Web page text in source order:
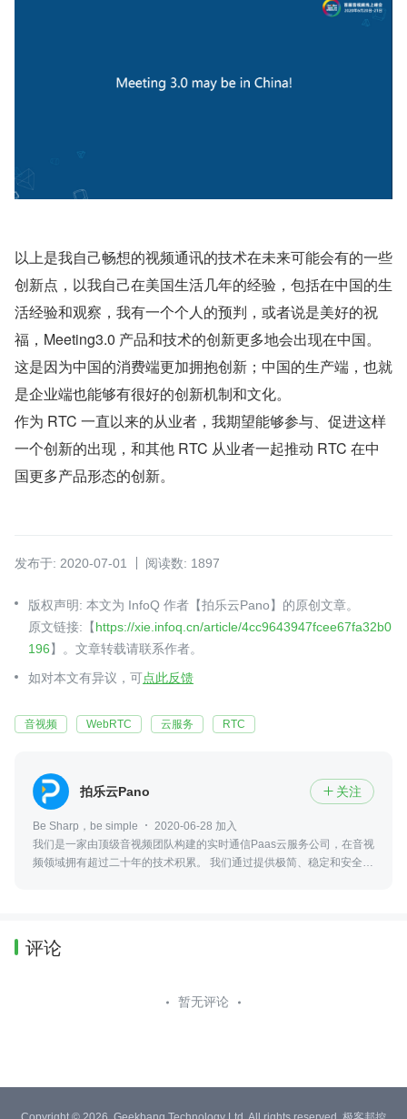
以上是我自己畅想的视频通讯的技术在未来可能会有的一些
创新点，以我自己在美国生活几年的经验，包括在中国的生
活经验和观察，我有一个个人的预判，或者说是美好的祝
福，Meeting3.0 产品和技术的创新更多地会出现在中国。
这是因为中国的消费端更加拥抱创新；中国的生产端，也就
是企业端也能够有很好的创新机制和文化。
作为 RTC 一直以来的从业者，我期望能够参与、促进这样
一个创新的出现，和其他 RTC 从业者一起推动 RTC 在中
国更多产品形态的创新。
发布于: 2020-07-01 阅读数: 1897
版权声明: 本文为 InfoQ 作者【拍乐云Pano】的原创文章。
原文链接:【https://xie.infoq.cn/article/4cc9643947fcee67fa32b0
196】。文章转载请联系作者。
如对本文有异议，可点此反馈
音视频 WebRTC 云服务 RTC
拍乐云Pano  关注
Be Sharp，be simple
2020-06-28 加入
我们是一家由顶级音视频团队构建的实时通信Paas云服务公司，在音视
频领域拥有超过二十年的技术积累。 我们通过提供极简、稳定和安全的
评论
暂无评论